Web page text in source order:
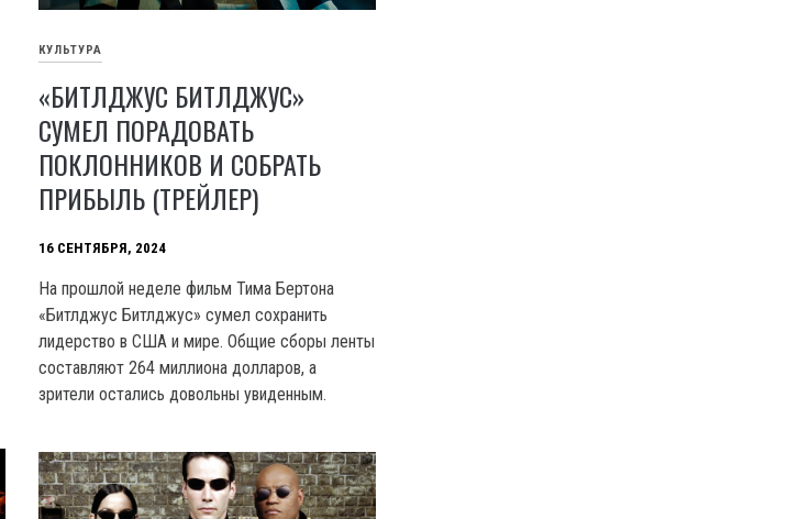
КУЛЬТУРА
«БИТЛДЖУС БИТЛДЖУС»
СУМЕЛ ПОРАДОВАТЬ
ПОКЛОННИКОВ И СОБРАТЬ
ПРИБЫЛЬ (ТРЕЙЛЕР)
16 СЕНТЯБРЯ, 2024
На прошлой неделе фильм Тима Бертона
«Битлджус Битлджус» сумел сохранить
лидерство в США и мире. Общие сборы ленты
составляют 264 миллиона долларов, а
зрители остались довольны увиденным.